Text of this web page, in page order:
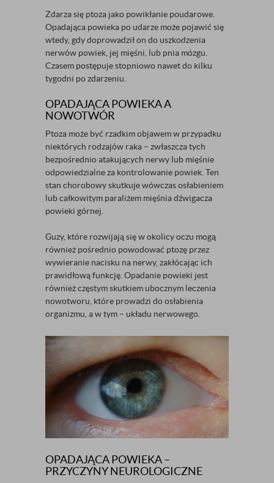
Zdarza się ptoza jako powikłanie poudarowe.
Opadająca powieka po udarze może pojawić się
wtedy, gdy doprowadził on do uszkodzenia
nerwów powiek, jej mięśni, lub pnia mózgu.
Czasem postępuje stopniowo nawet do kilku
tygodni po zdarzeniu.
OPADAJĄCA POWIEKA A
NOWOTWÓR
Ptoza może być rzadkim objawem w przypadku
niektórych rodzajów raka – zwłaszcza tych
bezpośrednio atakujących nerwy lub mięśnie
odpowiedzialne za kontrolowanie powiek. Ten
stan chorobowy skutkuje wówczas osłabieniem
lub całkowitym paraliżem mięśnia dźwigacza
powieki górnej.
Guzy, które rozwijają się w okolicy oczu mogą
również pośrednio powodować ptozę przez
wywieranie nacisku na nerwy, zakłócając ich
prawidłową funkcję. Opadanie powieki jest
również częstym skutkiem ubocznym leczenia
nowotworu, które prowadzi do osłabienia
organizmu, a w tym – układu nerwowego.
OPADAJĄCA POWIEKA –
PRZYCZYNY NEUROLOGICZNE